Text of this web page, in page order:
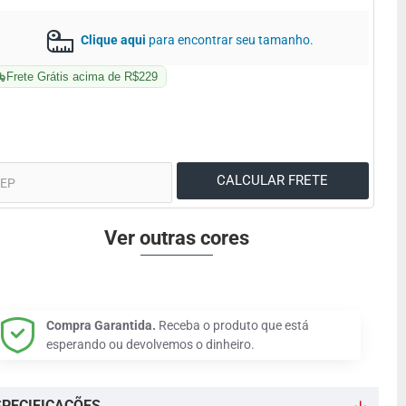
Frete Grátis acima de R$229
Clique aqui para encontrar seu tamanho.
Compra Garantida. Receba o produto que está
esperando ou devolvemos o dinheiro.
Ver outras cores